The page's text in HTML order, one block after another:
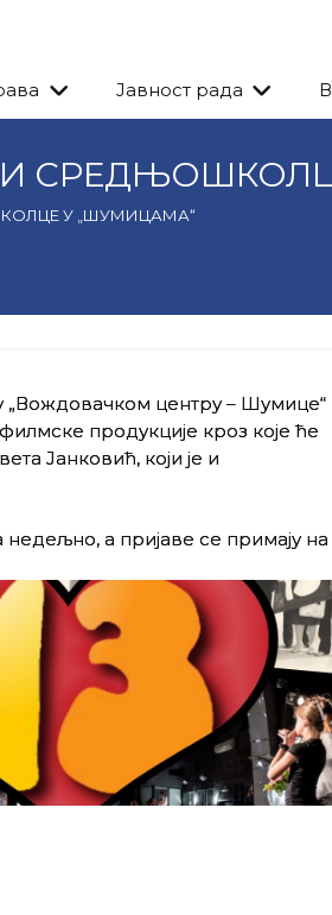
Јавност рада
У „ШУМИЦАМА“
центру – Шумице“
продукције кроз које ће
Јанковић, који је и
а пријаве се примају на